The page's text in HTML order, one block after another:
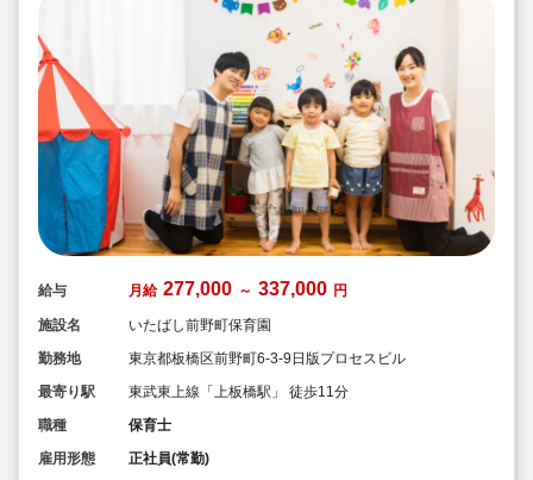
給与 月給 277,000 ～ 337,000 円
施設名
いたばし前野町保育園
勤務地
東京都板橋区前野町6-3-9日版プロセスビル
最寄り駅
東武東上線「上板橋駅」 徒歩11分
職種
保育士
雇用形態
正社員(常勤)